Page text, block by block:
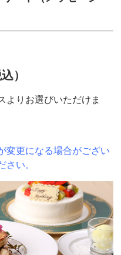
）
よりお選びいただけま
変更になる場合がござい
さい。